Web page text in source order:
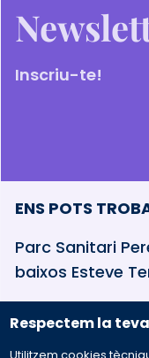
Respectem la
Inscriu-te!
ENS POTS
Parc Sanitari
baixos Esteve
932 594 381